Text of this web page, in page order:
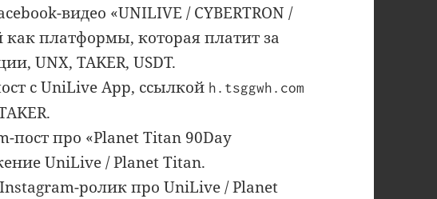
видео «UNILIVE / CYBERTRON /
как платформы, которая платит за
UNX, TAKER, USDT.
с UniLive App, ссылкой h.tsggwh.com
пост про «Planet Titan 90Day
UniLive / Planet Titan.
ролик про UniLive / Planet